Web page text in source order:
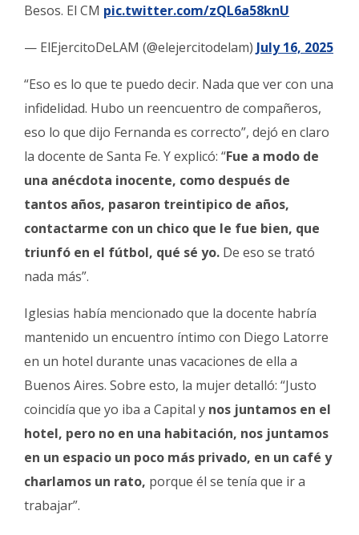
Besos. El CM pic.twitter.com/zQL6a58knU
— ElEjercitoDeLAM (@elejercitodelam) July 16, 2025
“Eso es lo que te puedo decir. Nada que ver con una
infidelidad. Hubo un reencuentro de compañeros,
eso lo que dijo Fernanda es correcto”, dejó en claro
la docente de Santa Fe. Y explicó: “Fue a modo de
una anécdota inocente, como después de
tantos años, pasaron treintipico de años,
contactarme con un chico que le fue bien, que
triunfó en el fútbol, qué sé yo. De eso se trató
nada más”.
Iglesias había mencionado que la docente habría
mantenido un encuentro íntimo con Diego Latorre
en un hotel durante unas vacaciones de ella a
Buenos Aires. Sobre esto, la mujer detalló: “Justo
coincidía que yo iba a Capital y nos juntamos en el
hotel, pero no en una habitación, nos juntamos
en un espacio un poco más privado, en un café y
charlamos un rato, porque él se tenía que ir a
trabajar”.